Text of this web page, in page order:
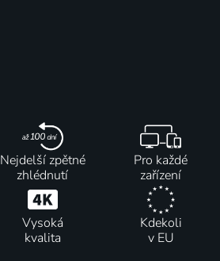
Nejdelší zpětné
zhlédnutí
Pro každé
zařízení
Vysoká
kvalita
Kdekoli
v EU